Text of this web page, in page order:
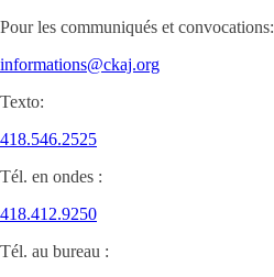
Pour les communiqués et convocations:
informations@ckaj.org
Texto:
418.546.2525
Tél. en ondes :
418.412.9250
Tél. au bureau :